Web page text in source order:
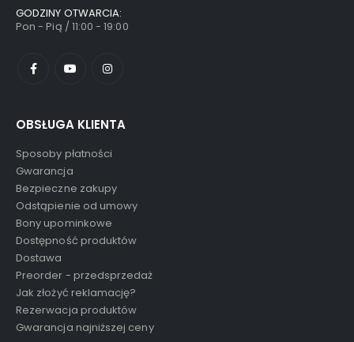
GODZINY OTWARCIA:
Pon - Pią / 11:00 - 19:00
OBSŁUGA KLIENTA
Sposoby płatności
Gwarancja
Bezpieczne zakupy
Odstąpienie od umowy
Bony upominkowe
Dostępność produktów
Dostawa
Preorder - przedsprzedaż
Jak złożyć reklamację?
Rezerwacja produktów
Gwarancja najniższej ceny